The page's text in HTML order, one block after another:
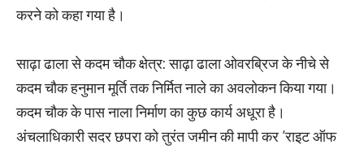
करने को कहा गया है।
​साढ़ा ढाला से कदम चौक क्षेत्र: ​साढ़ा ढाला ओवरब्रिज के नीचे से
कदम चौक हनुमान मूर्ति तक निर्मित नाले का अवलोकन किया गया।
कदम चौक के पास नाला निर्माण का कुछ कार्य अधूरा है।
अंचलाधिकारी सदर छपरा को तुरंत जमीन की मापी कर ‘राइट ऑफ